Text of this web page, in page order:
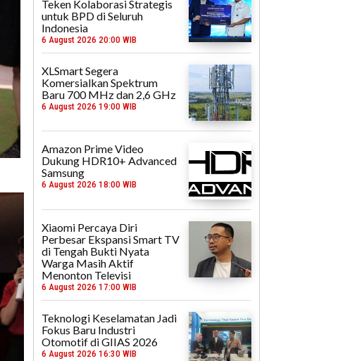
Teken Kolaborasi Strategis
untuk BPD di Seluruh
Indonesia
6 August 2026 20:00 WIB
XLSmart Segera
Komersialkan Spektrum
Baru 700 MHz dan 2,6 GHz
6 August 2026 19:00 WIB
Amazon Prime Video
Dukung HDR10+ Advanced
Samsung
6 August 2026 18:00 WIB
Xiaomi Percaya Diri
Perbesar Ekspansi Smart TV
di Tengah Bukti Nyata
Warga Masih Aktif
Menonton Televisi
6 August 2026 17:00 WIB
Teknologi Keselamatan Jadi
Fokus Baru Industri
Otomotif di GIIAS 2026
6 August 2026 16:30 WIB